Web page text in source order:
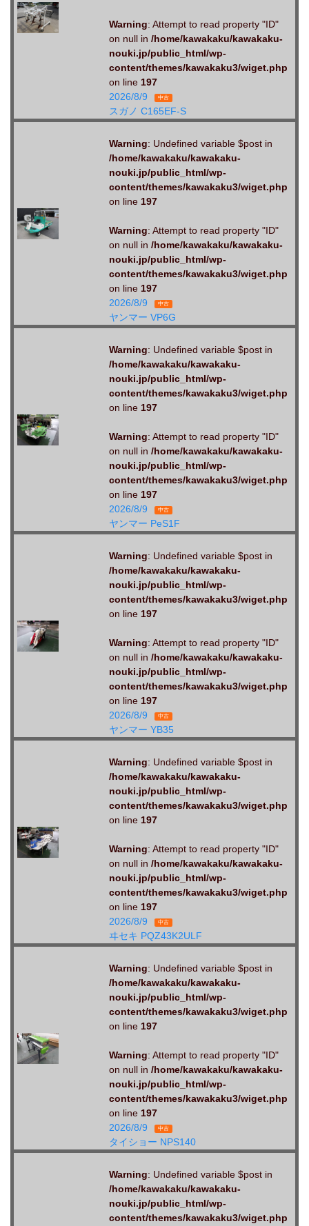
Warning: Attempt to read property "ID"
on null in /home/kawakaku/kawakaku-
nouki.jp/public_html/wp-
content/themes/kawakaku3/wiget.php
on line 197
2026/8/9
中古
スガノ C165EF-S
Warning: Undefined variable $post in
/home/kawakaku/kawakaku-
nouki.jp/public_html/wp-
content/themes/kawakaku3/wiget.php
on line 197
Warning: Attempt to read property "ID"
on null in /home/kawakaku/kawakaku-
nouki.jp/public_html/wp-
content/themes/kawakaku3/wiget.php
on line 197
2026/8/9
中古
ヤンマー VP6G
Warning: Undefined variable $post in
/home/kawakaku/kawakaku-
nouki.jp/public_html/wp-
content/themes/kawakaku3/wiget.php
on line 197
Warning: Attempt to read property "ID"
on null in /home/kawakaku/kawakaku-
nouki.jp/public_html/wp-
content/themes/kawakaku3/wiget.php
on line 197
2026/8/9
中古
ヤンマー PeS1F
Warning: Undefined variable $post in
/home/kawakaku/kawakaku-
nouki.jp/public_html/wp-
content/themes/kawakaku3/wiget.php
on line 197
Warning: Attempt to read property "ID"
on null in /home/kawakaku/kawakaku-
nouki.jp/public_html/wp-
content/themes/kawakaku3/wiget.php
on line 197
2026/8/9
中古
ヤンマー YB35
Warning: Undefined variable $post in
/home/kawakaku/kawakaku-
nouki.jp/public_html/wp-
content/themes/kawakaku3/wiget.php
on line 197
Warning: Attempt to read property "ID"
on null in /home/kawakaku/kawakaku-
nouki.jp/public_html/wp-
content/themes/kawakaku3/wiget.php
on line 197
2026/8/9
中古
ヰセキ PQZ43K2ULF
Warning: Undefined variable $post in
/home/kawakaku/kawakaku-
nouki.jp/public_html/wp-
content/themes/kawakaku3/wiget.php
on line 197
Warning: Attempt to read property "ID"
on null in /home/kawakaku/kawakaku-
nouki.jp/public_html/wp-
content/themes/kawakaku3/wiget.php
on line 197
2026/8/9
中古
タイショー NPS140
Warning: Undefined variable $post in
/home/kawakaku/kawakaku-
nouki.jp/public_html/wp-
content/themes/kawakaku3/wiget.php